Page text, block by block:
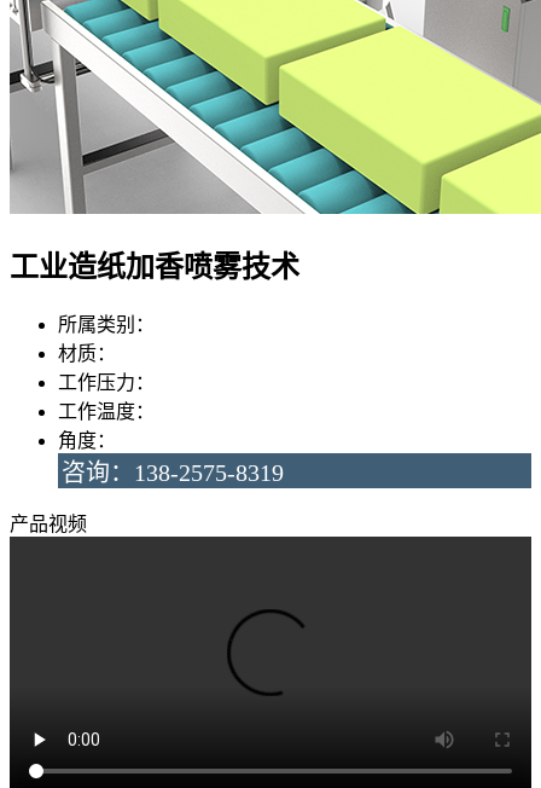
工业造纸加香喷雾技术
所属类别：
材质：
工作压力：
工作温度：
角度：
咨询：138-2575-8319
产品视频